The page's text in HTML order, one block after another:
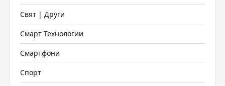
Свят | Други
Смарт Технологии
Смартфони
Спорт